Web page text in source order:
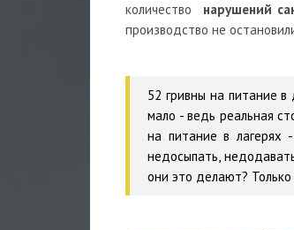
количество нарушений
производство не
52 гривны на питание в
мало - ведь реальная
на питание в лагерях
недосыпать,
они это делают?